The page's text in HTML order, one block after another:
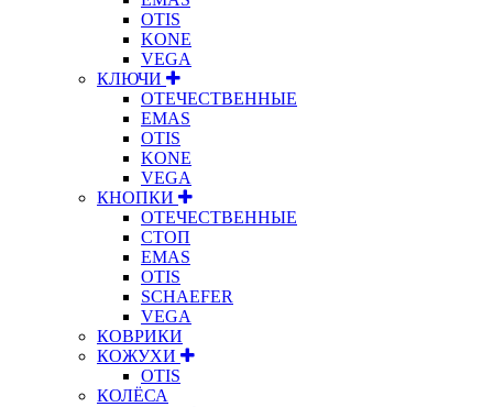
OTIS
KONE
VEGA
КЛЮЧИ
ОТЕЧЕСТВЕННЫЕ
EMAS
OTIS
KONE
VEGA
КНОПКИ
ОТЕЧЕСТВЕННЫЕ
СТОП
EMAS
OTIS
SCHAEFER
VEGA
КОВРИКИ
КОЖУХИ
OTIS
КОЛЁСА